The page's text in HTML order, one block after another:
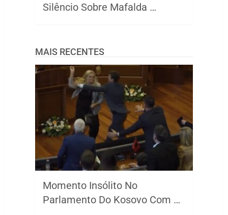
Silêncio Sobre Mafalda …
MAIS RECENTES
Momento Insólito No
Parlamento Do Kosovo Com …